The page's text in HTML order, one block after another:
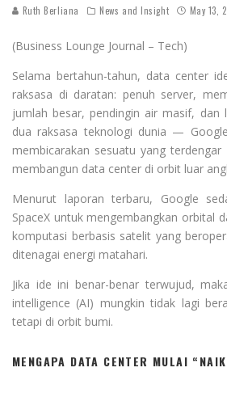
Ruth Berliana News and Insight May 13,
(Business Lounge Journal – Tech)
Selama bertahun-tahun, data center
raksasa di daratan: penuh server,
jumlah besar, pendingin air masif, dan
dua raksasa teknologi dunia —
membicarakan sesuatu yang
membangun data center di orbit luar
Menurut laporan terbaru, Google
SpaceX untuk mengembangkan orbital
komputasi berbasis satelit yang
ditenagai energi matahari.
Jika ide ini benar-benar terwujud,
intelligence (AI) mungkin tidak lagi
tetapi di orbit bumi.
MENGAPA DATA CENTER MULAI